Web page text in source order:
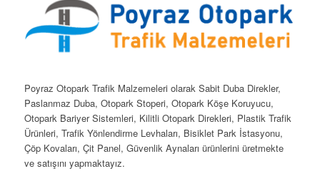
Poyraz Otopark Trafik Malzemeleri olarak Sabit Duba Direkler,
Paslanmaz Duba, Otopark Stoperi, Otopark Köşe Koruyucu,
Otopark Bariyer Sistemleri, Kilitli Otopark Direkleri, Plastik Trafik
Ürünleri, Trafik Yönlendirme Levhaları, Bisiklet Park İstasyonu,
Çöp Kovaları, Çit Panel, Güvenlik Aynaları ürünlerini üretmekte
ve satışını yapmaktayız.